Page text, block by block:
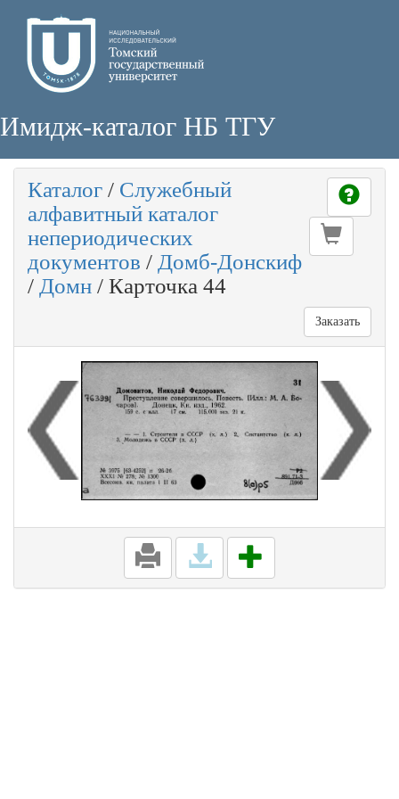
Имидж-каталог НБ ТГУ
Каталог / Служебный
алфавитный каталог
непериодических
документов / Домб-Донскиф
/ Домн / Карточка 44
Заказать